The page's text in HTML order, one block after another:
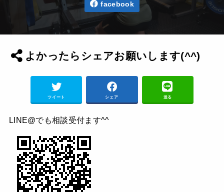
facebook
よかったらシェアお願いします(^^)
ツイート シェア 送る
LINE@でも相談受付ます^^